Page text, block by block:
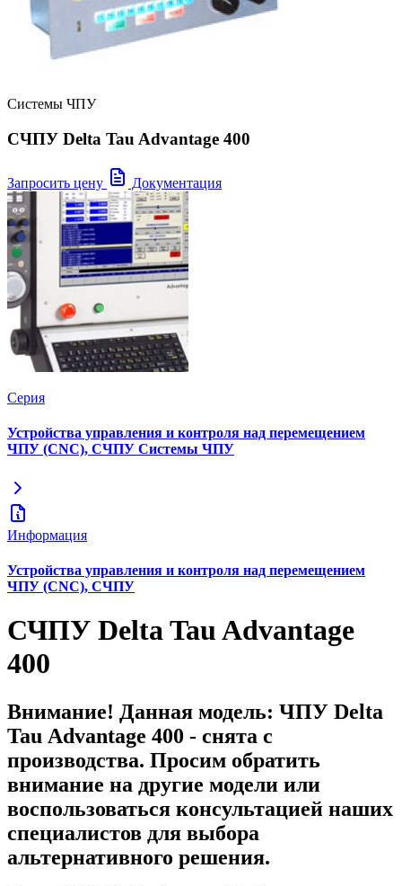
Системы ЧПУ
СЧПУ Delta Tau Advantage 400
Запросить цену Документация
Серия
Устройства управления и контроля над перемещением
ЧПУ (CNC), СЧПУ Системы ЧПУ
Информация
Устройства управления и контроля над перемещением
ЧПУ (CNC), СЧПУ
СЧПУ Delta Tau Advantage
400
Внимание! Данная модель: ЧПУ Delta
Tau Advantage 400 - снята с
производства. Просим обратить
внимание на другие модели или
воспользоваться консультацией наших
специалистов для выбора
альтернативного решения.